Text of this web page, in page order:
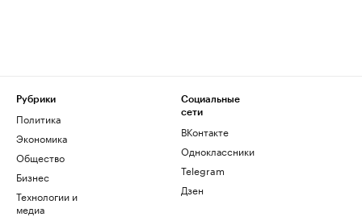
Рубрики
Политика
Экономика
Общество
Бизнес
Технологии и
медиа
Социальные
сети
ВКонтакте
Одноклассники
Telegram
Дзен